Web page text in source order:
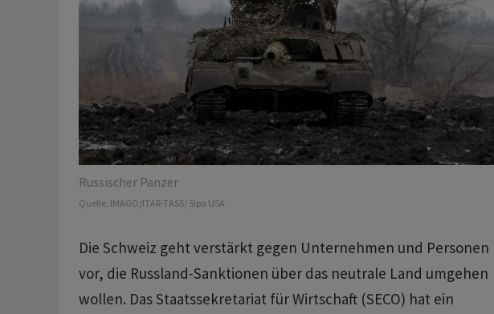
Russischer Panzer
Quelle: IMAGO/ITAR-TASS/ Sipa USA
Die Schweiz geht verstärkt gegen Unternehmen und Personen
vor, die Russland-Sanktionen über das neutrale Land umgehen
wollen. Das Staatssekretariat für Wirtschaft (SECO) hat ein